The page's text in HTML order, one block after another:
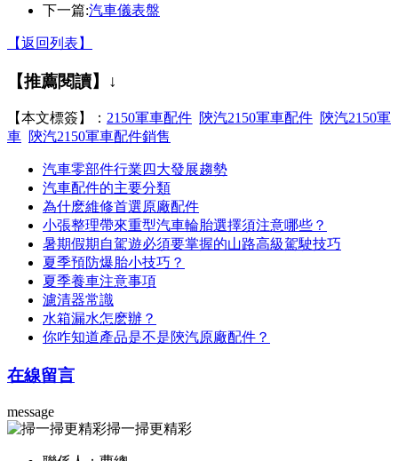
下一篇:汽車儀表盤
【返回列表】
【推薦閱讀】↓
【本文標簽】： 2150軍車配件 陝汽2150軍車配件 陝汽2150軍
車 陝汽2150軍車配件銷售
汽車零部件行業四大發展趨勢
汽車配件的主要分類
為什麽維修首選原廠配件
小張整理帶來重型汽車輪胎選擇須注意哪些？
暑期假期自駕遊必須要掌握的山路高級駕駛技巧
夏季預防爆胎小技巧？
夏季養車注意事項
濾清器常識
水箱漏水怎麽辦？
你咋知道產品是不是陝汽原廠配件？
在線留言
message
掃一掃更精彩